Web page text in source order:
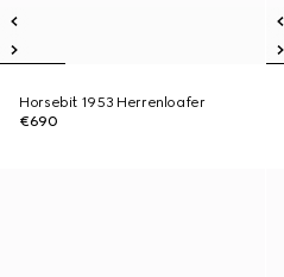
Horsebit 1953 Herrenloafer
€690